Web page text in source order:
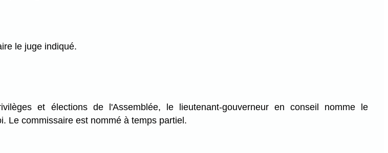
le juge indiqué.
et élections de l'Assemblée, le lieutenant-gouverneur en conseil nomme le
Le commissaire est nommé à temps partiel.